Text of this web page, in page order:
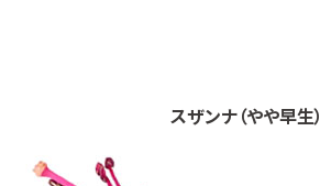
スザンナ（やや早生）